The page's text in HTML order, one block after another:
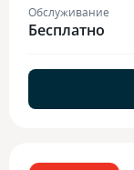
Обслуживание
Бесплатно